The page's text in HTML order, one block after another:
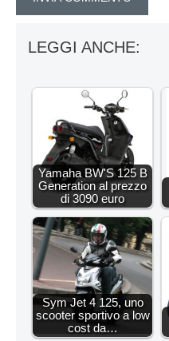
LEGGI ANCHE:
Yamaha BW'S 125 B
Generation al prezzo
di 3090 euro
Sym Jet 4 125, uno
scooter sportivo a low
cost da…